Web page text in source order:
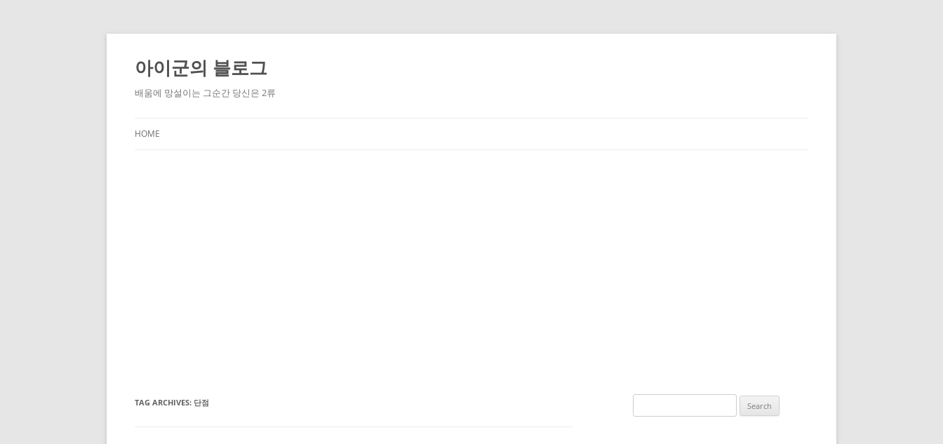
Skip
content
아이군의 블로그
배움에 망설이는 그순간 당신은 2류
HOME
TAG ARCHIVES: 단점
for: